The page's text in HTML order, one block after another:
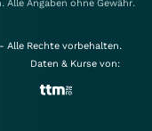
Alle Angaben ohne Gewähr.
Rechte vorbehalten.
Daten & Kurse von: